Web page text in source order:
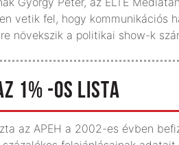
vetik fel, hogy kommunikációs
növekszik a politikai show-k
1% -OS LISTA
az APEH a 2002-es évben